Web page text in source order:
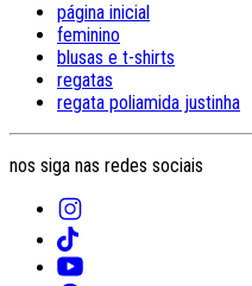
página inicial
feminino
blusas e t-shirts
regatas
regata poliamida justinha
nos siga nas redes sociais